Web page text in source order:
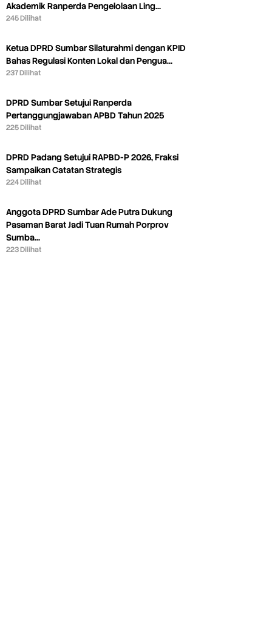
Akademik Ranperda Pengelolaan Ling…
245 Dilihat
Ketua DPRD Sumbar Silaturahmi dengan KPID
Bahas Regulasi Konten Lokal dan Pengua…
237 Dilihat
DPRD Sumbar Setujui Ranperda
Pertanggungjawaban APBD Tahun 2025
225 Dilihat
DPRD Padang Setujui RAPBD-P 2026, Fraksi
Sampaikan Catatan Strategis
224 Dilihat
Anggota DPRD Sumbar Ade Putra Dukung
Pasaman Barat Jadi Tuan Rumah Porprov
Sumba…
223 Dilihat